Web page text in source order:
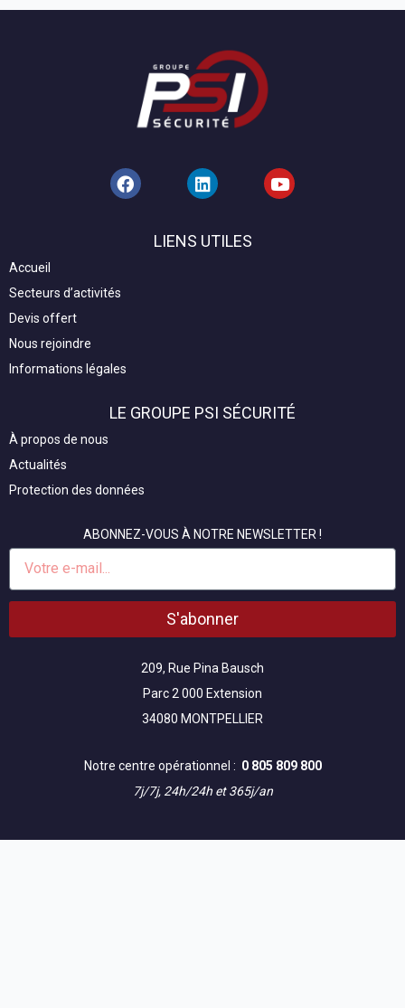
F
a
L
i
e
Y
o
LIENS UTILES
Accueil
Secteurs d’activités
Devis offert
Nous rejoindre
Informations légales
LE GROUPE PSI SÉCURITÉ
À propos de nous
Actualités
Protection des données
ABONNEZ-VOUS À NOTRE NEWSLETTER !
E-
mail
S'abonner
209, Rue Pina Bausch
Parc 2 000 Extension
34080 MONTPELLIER
Notre centre opérationnel : 0 805 809 800
7j/7j, 24h/24h et 365j/an